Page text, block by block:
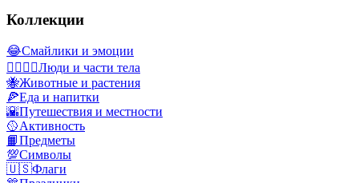
Коллекции
😂Смайлики и эмоции
👩‍❤️‍💋‍👨Люди и части тела
🐝Животные и растения
🍕Еда и напитки
🌇Путешествия и местности
🥎Активность
📙Предметы
💯Символы
🇺🇸Флаги